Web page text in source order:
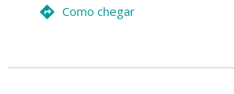
Como chegar